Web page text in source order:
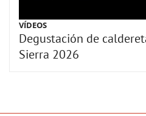
VÍDEOS
Degustación de
Sierra 2026